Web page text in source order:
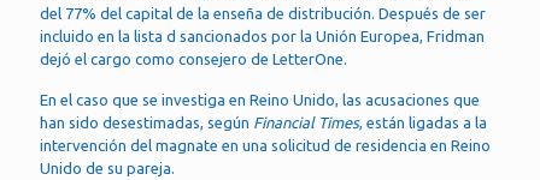
del 77% del capital de la enseña de distribución. Después de ser
incluido en la lista d sancionados por la Unión Europea, Fridman
dejó el cargo como consejero de LetterOne.
En el caso que se investiga en Reino Unido, las acusaciones que
han sido desestimadas, según Financial Times, están ligadas a la
intervención del magnate en una solicitud de residencia en Reino
Unido de su pareja.